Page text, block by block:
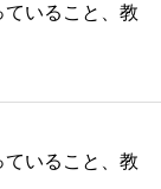
いること、教
いること、教